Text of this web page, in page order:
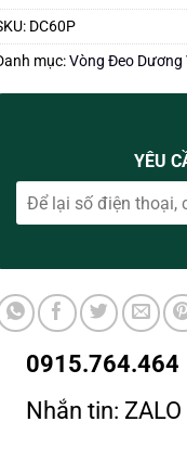
DC60P
mục:Vòng Đeo Dương
YÊU
0915.764.464
Nhắn tin: ZALO